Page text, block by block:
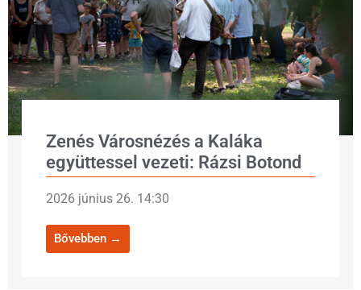
Zenés Városnézés a Kaláka
együttessel vezeti: Rázsi Botond
2026 június 26. 14:30
Bővebben →